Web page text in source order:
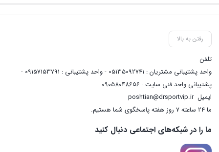
رفتن به بالا
تلفن
واحد پشتیبانی مشتریان : 05135092741 - واحد پشتیبانی : 09157153791 -
پشتیبانی واحد فنی سایت : 09058048656
ایمیلposhtian@drsportvip.ir
ما 24 ساعته 7 روز هفته پاسخگوی شما هستیم.
ما را در شبکه‌های اجتماعی دنبال کنید